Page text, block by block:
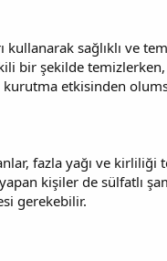
sağlıklı ve
bir şekilde temizlerken,
kurutma etkisinden
fazla yağı ve kirliliği
kişiler de sülfatlı
gerekebilir.